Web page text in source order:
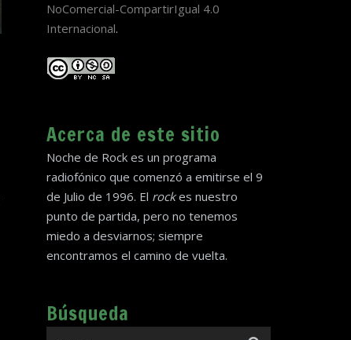
NoComercial-CompartirIgual 4.0
Internacional.
Acerca de este sitio
Noche de Rock es un programa
radiofónico que comenzó a emitirse el 9
de Julio de 1996. El rockes nuestro
punto de partida, pero no tenemos
miedo a desviarnos; siempre
encontramos el camino de vuelta.
Búsqueda